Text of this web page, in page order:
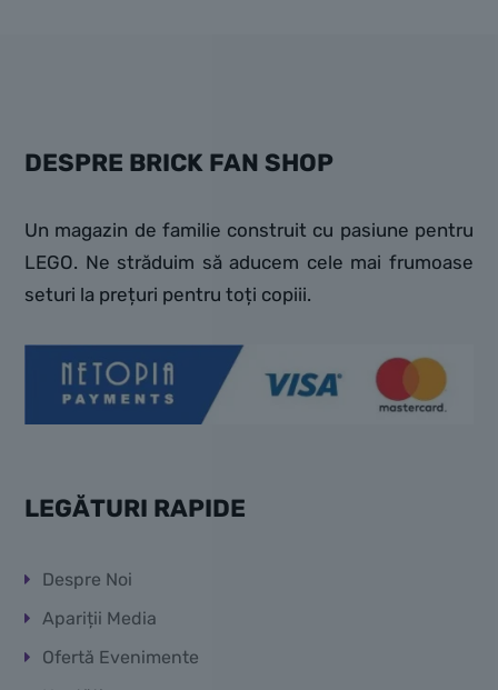
DESPRE BRICK FAN SHOP
Un magazin de familie construit cu pasiune pentru
LEGO. Ne străduim să aducem cele mai frumoase
seturi la prețuri pentru toți copiii.
LEGĂTURI RAPIDE
Despre Noi
Apariții Media
Ofertă Evenimente